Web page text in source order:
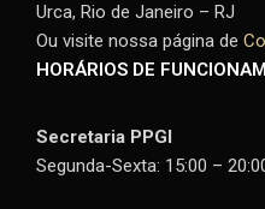
Urca, Rio de Janeiro – RJ
Ou visite nossa página de
HORÁRIOS DE
Secretaria PPGI
Segunda-Sexta: 15:00 –